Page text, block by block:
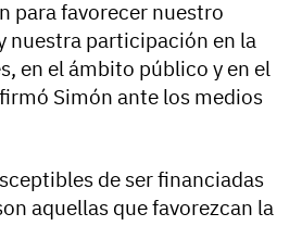
para favorecer nuestro
nuestra participación en la
en el ámbito público y en el
Simón ante los medios
de ser financiadas
aquellas que favorezcan la